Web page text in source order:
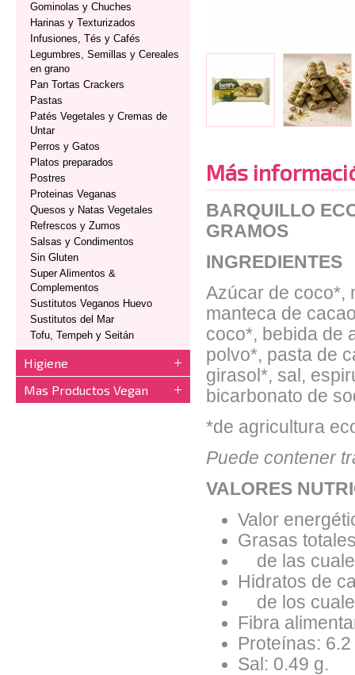
Gominolas y Chuches
Harinas y Texturizados
Infusiones, Tés y Cafés
Legumbres, Semillas y Cereales
en grano
Pan Tortas Crackers
Pastas
Patés Vegetales y Cremas de
Untar
Perros y Gatos
Platos preparados
Postres
Proteinas Veganas
Quesos y Natas Vegetales
Refrescos y Zumos
Salsas y Condimentos
Sin Gluten
Super Alimentos &
Complementos
Sustitutos Veganos Huevo
Sustitutos del Mar
Tofu, Tempeh y Seitán
Higiene
Mas Productos Vegan
Más
BARQUILLO
GRAMOS
INGREDIENTES
Azúcar de coco*,
manteca de
coco*, bebida de
polvo*, pasta de
girasol*, sal,
bicarbonato de
*de agricultura
Puede contener
VALORES
Valor
Grasas
de las
Hidratos de
de los
Fibra
Proteínas: 6.2
Sal: 0.49 g.